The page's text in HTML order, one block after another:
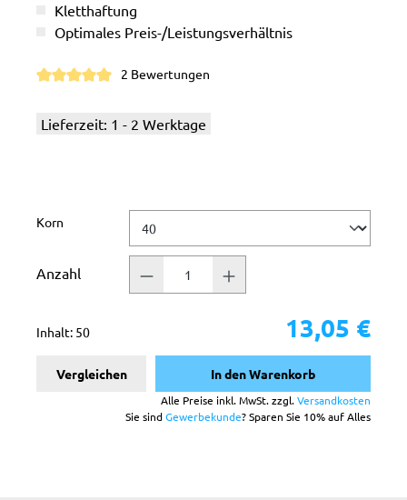
Kletthaftung
Optimales Preis-/Leistungsverhältnis
2 Bewertungen
Lieferzeit: 1 - 2 Werktage
Korn
Anzahl
Inhalt: 50 13,05 €
Vergleichen In den Warenkorb
Alle Preise inkl. MwSt. zzgl.Versandkosten
Sie sindGewerbekunde? Sparen Sie 10% auf Alles